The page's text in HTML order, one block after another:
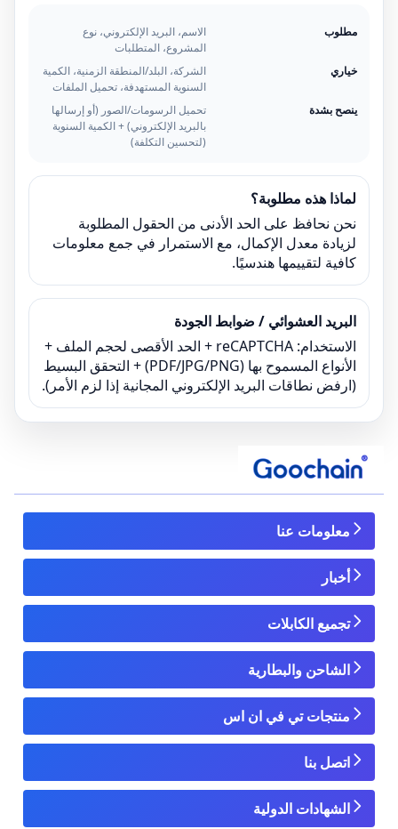
مطلوب
الاسم، البريد الإلكتروني، نوع
المشروع، المتطلبات
خياري
الشركة، البلد/المنطقة الزمنية، الكمية
السنوية المستهدفة، تحميل الملفات
ينصح بشدة
تحميل الرسومات/الصور (أو إرسالها
بالبريد الإلكتروني) + الكمية السنوية
(لتحسين التكلفة)
لماذا هذه مطلوبة؟
نحن نحافظ على الحد الأدنى من الحقول المطلوبة
لزيادة معدل الإكمال، مع الاستمرار في جمع معلومات
كافية لتقييمها هندسيًا.
البريد العشوائي / ضوابط الجودة
الاستخدام: reCAPTCHA + الحد الأقصى لحجم الملف +
الأنواع المسموح بها (PDF/JPG/PNG) + التحقق البسيط
(ارفض نطاقات البريد الإلكتروني المجانية إذا لزم الأمر).
معلومات عنا
أخبار
تجميع الكابلات
الشاحن والبطارية
منتجات تي في ان اس
اتصل بنا
الشهادات الدولية